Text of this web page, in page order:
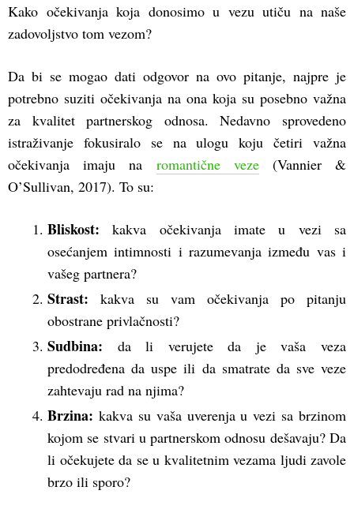
Kako očekivanja koja donosimo u vezu utiču na naše
zadovoljstvo tom vezom?
Da bi se mogao dati odgovor na ovo pitanje, najpre je
potrebno suziti očekivanja na ona koja su posebno važna
za kvalitet partnerskog odnosa. Nedavno sprovedeno
istraživanje fokusiralo se na ulogu koju četiri važna
očekivanja imaju na romantične veze(Vannier &
O’Sullivan, 2017). To su:
Bliskost: kakva očekivanja imate u vezi sa
osećanjem intimnosti i razumevanja između vas i
vašeg partnera?
Strast: kakva su vam očekivanja po pitanju
obostrane privlačnosti?
Sudbina: da li verujete da je vaša veza
predodređena da uspe ili da smatrate da sve veze
zahtevaju rad na njima?
Brzina: kakva su vaša uverenja u vezi sa brzinom
kojom se stvari u partnerskom odnosu dešavaju? Da
li očekujete da se u kvalitetnim vezama ljudi zavole
brzo ili sporo?